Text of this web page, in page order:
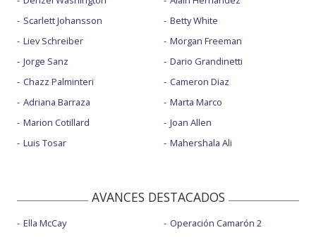
Scarlett Johansson
Liev Schreiber
Jorge Sanz
Chazz Palminteri
Adriana Barraza
Marion Cotillard
Luis Tosar
Betty White
Morgan Freeman
Dario Grandinetti
Cameron Diaz
Marta Marco
Joan Allen
Mahershala Ali
AVANCES DESTACADOS
Ella McCay
Operación Camarón 2